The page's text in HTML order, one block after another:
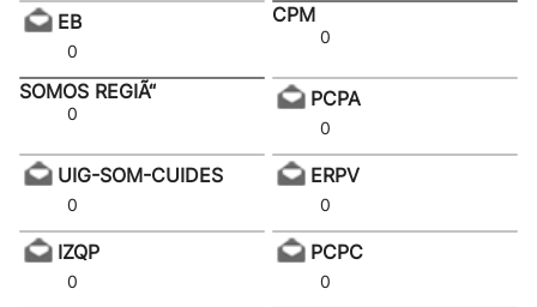
EB
0
CPM
0
SOMOS REGIÃ“
0
PCPA
0
UIG-SOM-CUIDES
0
ERPV
0
IZQP
0
PCPC
0